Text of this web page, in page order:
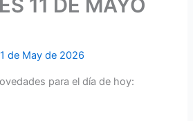
11 DE MAYO
de May de 2026
para el día de hoy: